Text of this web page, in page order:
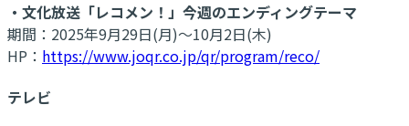
・文化放送「レコメン！」今週のエンディングテーマ
期間：2025年9月29日(月)～10月2日(木)
HP： https://www.joqr.co.jp/qr/program/reco/
テレビ